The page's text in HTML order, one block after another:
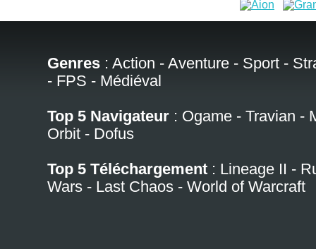
Genres : Action - Aventure - Sport -
- FPS - Médiéval
Top 5 Navigateur : Ogame - Travian -
Orbit - Dofus
Top 5 Téléchargement : Lineage II -
Wars - Last Chaos - World of Warcraft